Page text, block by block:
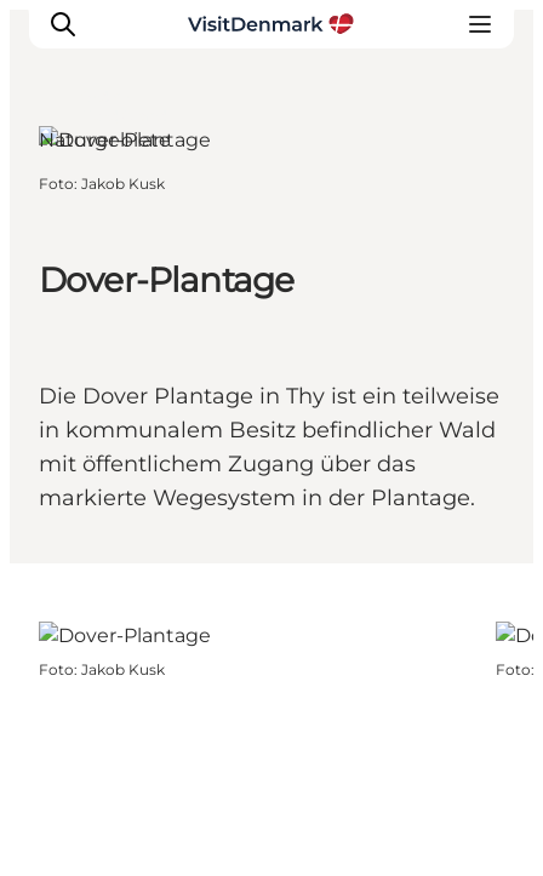
Erlebnisse
Dover-Plantage
Die Dover Plantage in Thy ist ein teilweise
in kommunalem Besitz befindlicher Wald
mit öffentlichem Zugang über das
markierte Wegesystem in der Plantage.
Naturgebiete
Foto: Jakob Kusk
Foto: Jakob Kusk Foto: